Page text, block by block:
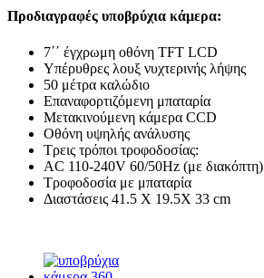
Προδιαγραφές υποβρύχια κάμερα:
7΄΄ έγχρωμη οθόνη TFT LCD
Υπέρυθρες λουξ νυχτερινής λήψης
50 μέτρα καλώδιο
Επαναφορτιζόμενη μπαταρία
Μετακινούμενη κάμερα CCD
Οθόνη υψηλής ανάλυσης
Τρεις τρόποι τροφοδοσίας:
AC 110-240V 60/50Hz (με διακόπτη)
Τροφοδοσία με μπαταρία
Διαστάσεις 41.5 Χ 19.5Χ 33 cm